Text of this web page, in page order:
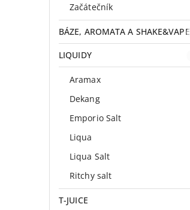
Začátečník
BÁZE, AROMATA A SHAKE&VAPE
LIQUIDY
Aramax
Dekang
Emporio Salt
Liqua
Liqua Salt
Ritchy salt
T-JUICE